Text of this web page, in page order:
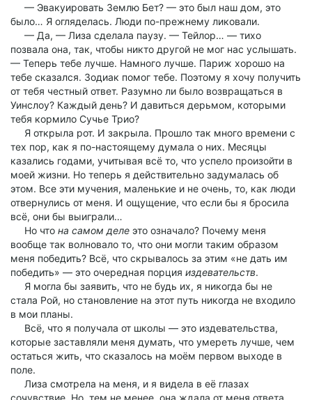
— Эвакуировать Землю Бет? — это был наш дом, это
было… Я огляделась. Люди по-прежнему ликовали.
— Да, — Лиза сделала паузу. — Тейлор… — тихо
позвала она, так, чтобы никто другой не мог нас услышать.
— Теперь тебе лучше. Намного лучше. Париж хорошо на
тебе сказался. Зодиак помог тебе. Поэтому я хочу получить
от тебя честный ответ. Разумно ли было возвращаться в
Уинслоу? Каждый день? И давиться дерьмом, которыми
тебя кормило Сучье Трио?
Я открыла рот. И закрыла. Прошло так много времени с
тех пор, как я по-настоящему думала о них. Месяцы
казались годами, учитывая всё то, что успело произойти в
моей жизни. Но теперь я действительно задумалась об
этом. Все эти мучения, маленькие и не очень, то, как люди
отвернулись от меня. И ощущение, что если бы я бросила
всё, они бы выиграли…
Но что на самом деле это означало? Почему меня
вообще так волновало то, что они могли таким образом
меня победить? Всё, что скрывалось за этим «не дать им
победить» — это очередная порция издевательств.
Я могла бы заявить, что не будь их, я никогда бы не
стала Рой, но становление на этот путь никогда не входило
в мои планы.
Всё, что я получала от школы — это издевательства,
которые заставляли меня думать, что умереть лучше, чем
остаться жить, что сказалось на моём первом выходе в
поле.
Лиза смотрела на меня, и я видела в её глазах
сочувствие. Но, тем не менее, она ждала от меня ответа.